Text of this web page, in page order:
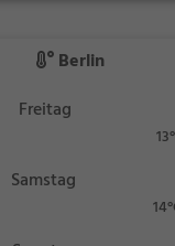
Berlin
Freitag
Samstag